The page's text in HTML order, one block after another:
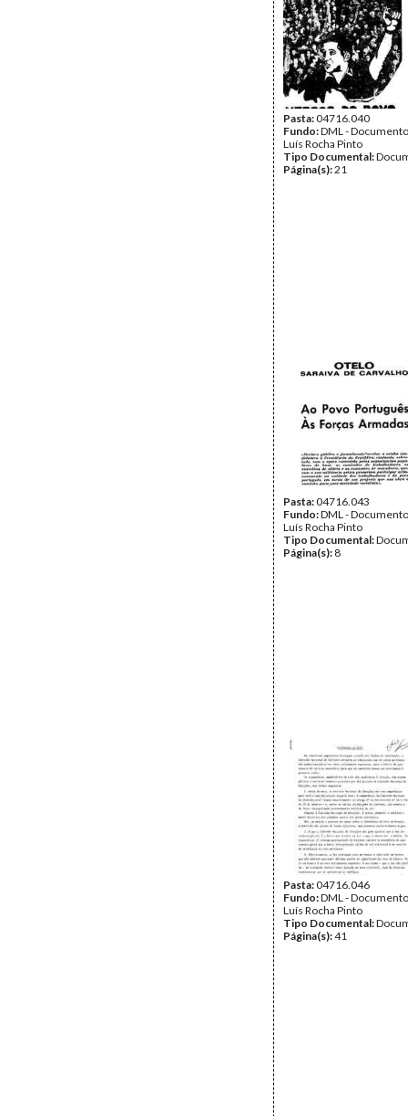
Pasta:04716.040
Fundo:DML -
Luís Rocha Pinto
Tipo Documental:
Página(s):21
Pasta:04716.043
Fundo:DML -
Luís Rocha Pinto
Tipo Documental:
Página(s): 8
Pasta:04716.046
Fundo:DML -
Luís Rocha Pinto
Tipo Documental:
Página(s):41